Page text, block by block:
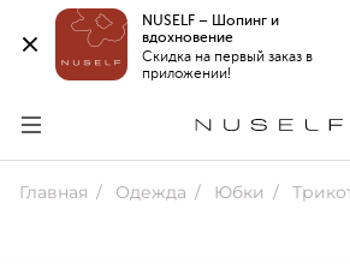
NUSELF – Шопинг и
вдохновение
Скидка на первый заказ в
приложении!
Главная Одежда Юбки